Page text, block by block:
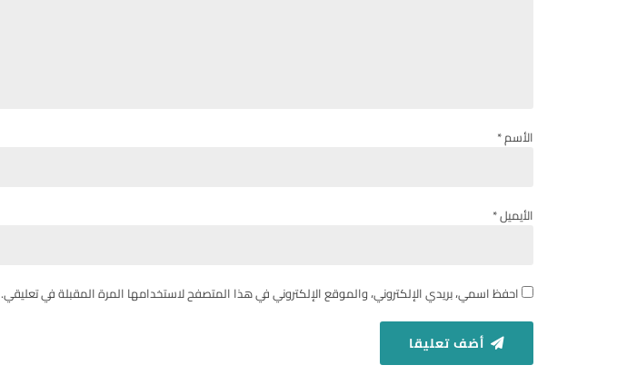
الأسم *
الأيميل *
احفظ اسمي، بريدي الإلكتروني، والموقع الإلكتروني في هذا المتصفح لاستخدامها المرة المقبلة في تعليقي.
أضف تعليقا